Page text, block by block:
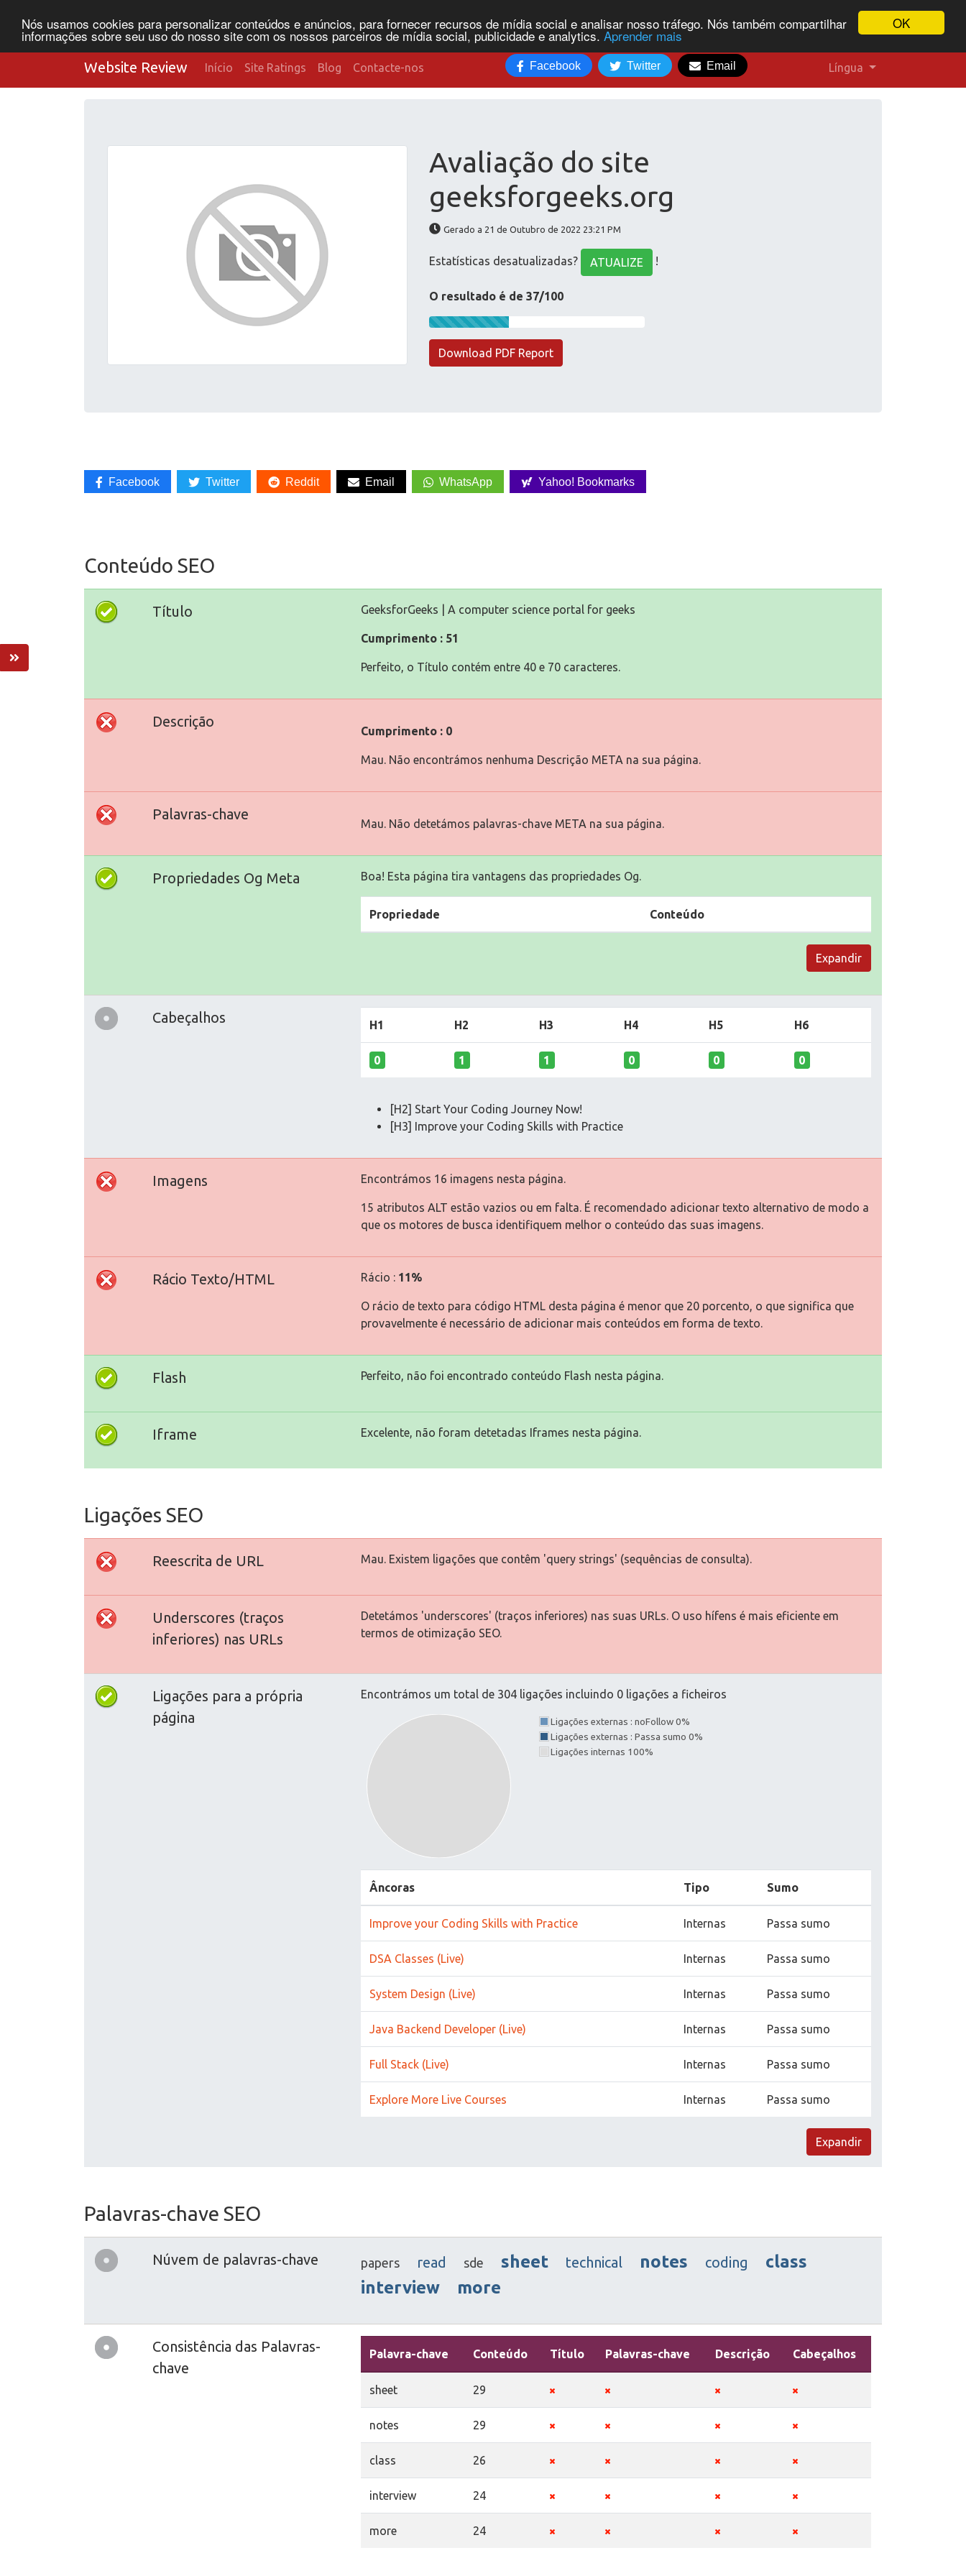
OK
Nós usamos cookies para personalizar conteúdos e anúncios, para fornecer recursos de mídia social e analisar nosso tráfego. Nós também compartilhar
informações sobre seu uso do nosso site com os nossos parceiros de mídia social, publicidade e analytics. Aprender mais
Website Review Início Site Ratings Blog Contacte-nos Facebook Twitter Email Língua
Avaliação do site
geeksforgeeks.org
Gerado a 21 de Outubro de 2022 23:21 PM
Estatísticas desatualizadas? ATUALIZE !
O resultado é de 37/100
Download PDF Report
Facebook Twitter Reddit Email WhatsApp Yahoo! Bookmarks
Conteúdo SEO
Título GeeksforGeeks | A computer science portal for geeks
Cumprimento : 51
Perfeito, o Título contém entre 40 e 70 caracteres.
Descrição
Cumprimento : 0
Mau. Não encontrámos nenhuma Descrição META na sua página.
Palavras-chave
Mau. Não detetámos palavras-chave META na sua página.
Propriedades Og Meta Boa! Esta página tira vantagens das propriedades Og.
Propriedade Conteúdo
Expandir
Cabeçalhos H1 H2 H3 H4 H5 H6
0 1 1 0 0 0
[H2] Start Your Coding Journey Now!
[H3] Improve your Coding Skills with Practice
Imagens Encontrámos 16 imagens nesta página.
15 atributos ALT estão vazios ou em falta. É recomendado adicionar texto alternativo de modo a
que os motores de busca identifiquem melhor o conteúdo das suas imagens.
Rácio Texto/HTML Rácio : 11%
O rácio de texto para código HTML desta página é menor que 20 porcento, o que significa que
provavelmente é necessário de adicionar mais conteúdos em forma de texto.
Flash Perfeito, não foi encontrado conteúdo Flash nesta página.
Iframe Excelente, não foram detetadas Iframes nesta página.
Ligações SEO
Reescrita de URL Mau. Existem ligações que contêm 'query strings' (sequências de consulta).
Underscores (traços
inferiores) nas URLs
Detetámos 'underscores' (traços inferiores) nas suas URLs. O uso hífens é mais eficiente em
termos de otimização SEO.
Ligações para a própria
página
Encontrámos um total de 304 ligações incluindo 0 ligações a ficheiros
Ligações externas : noFollow 0%
Ligações externas : Passa sumo 0%
Ligações internas 100%
Âncoras Tipo Sumo
Improve your Coding Skills with Practice Internas Passa sumo
DSA Classes (Live) Internas Passa sumo
System Design (Live) Internas Passa sumo
Java Backend Developer (Live) Internas Passa sumo
Full Stack (Live) Internas Passa sumo
Explore More Live Courses Internas Passa sumo
Expandir
Palavras-chave SEO
Núvem de palavras-chave papers read sde sheet technical notes coding
class
interview
more
Consistência das Palavras-
chave
Palavra-chave Conteúdo Título Palavras-chave Descrição Cabeçalhos
sheet 29
notes 29
class 26
interview 24
more 24